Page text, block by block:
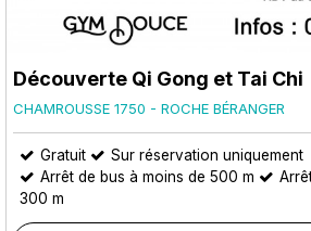
Découverte Qi Gong et Tai Chi
CHAMROUSSE 1750 - ROCHE BÉRANGER
Gratuit
Sur réservation uniquement
Arrêt de bus à moins de 500 m
300 m